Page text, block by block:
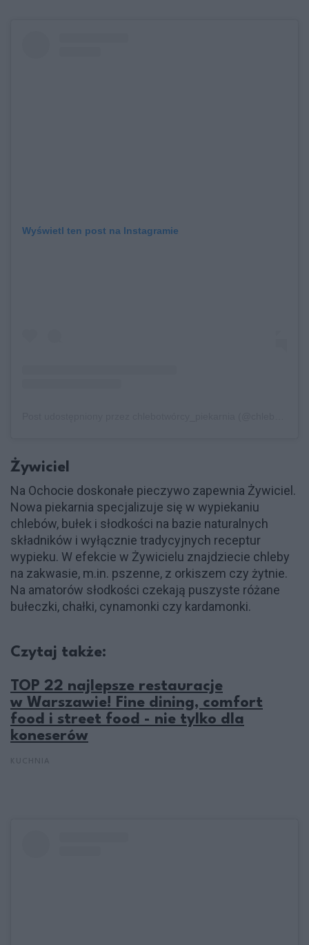
Wyświetl ten post na Instagramie
Żywiciel
Na Ochocie doskonałe pieczywo zapewnia Żywiciel.
Nowa piekarnia specjalizuje się w wypiekaniu
chlebów, bułek i słodkości na bazie naturalnych
składników i wyłącznie tradycyjnych receptur
wypieku. W efekcie w Żywicielu znajdziecie chleby
na zakwasie, m.in. pszenne, z orkiszem czy żytnie.
Na amatorów słodkości czekają puszyste różane
bułeczki, chałki, cynamonki czy kardamonki.
Czytaj także:
TOP 22 najlepsze restauracje
w Warszawie! Fine dining, comfort
food i street food - nie tylko dla
koneserów